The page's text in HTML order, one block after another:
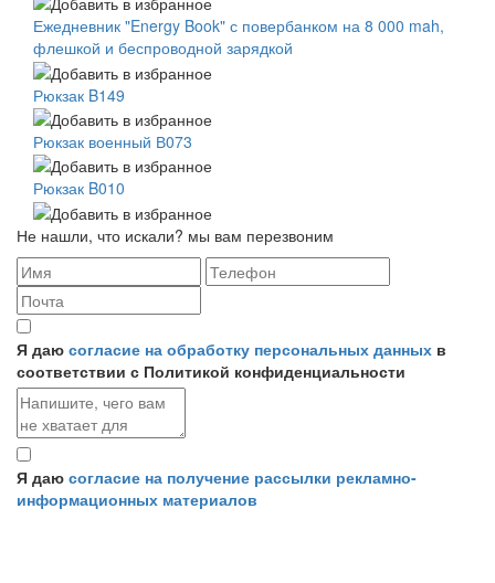
Ежедневник "Energy Book" с повербанком на 8 000 mah,
флешкой и беспроводной зарядкой
Рюкзак B149
Рюкзак военный В073
Рюкзак B010
Не нашли, что искали? мы вам перезвоним
Я даю согласие на обработку персональных данных в
соответствии с Политикой конфиденциальности
Я даю согласие на получение рассылки рекламно-
информационных материалов